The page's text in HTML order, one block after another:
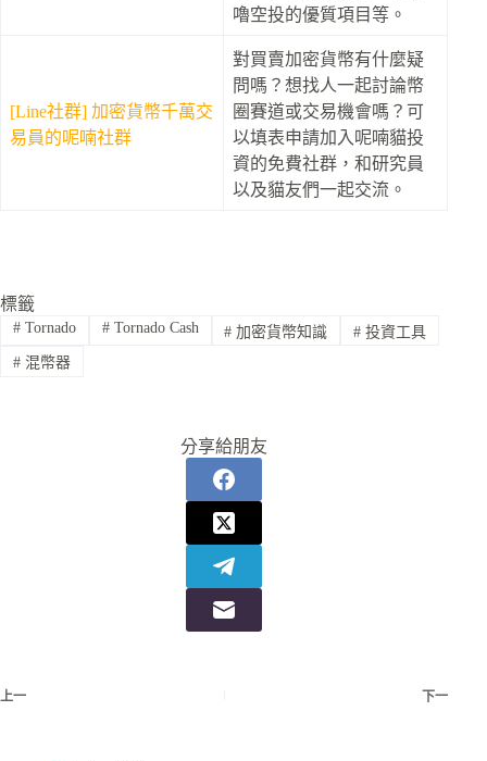
嚕空投的優質項目等。
[Line社群] 加密貨幣千萬交
易員的呢喃社群
對買賣加密貨幣有什麼疑
問嗎？想找人一起討論幣
圈賽道或交易機會嗎？可
以填表申請加入呢喃貓投
資的免費社群，和研究員
以及貓友們一起交流。
標籤
#Tornado #Tornado Cash # 加密貨幣知識 # 投資工具
#混幣器
分享給朋友
上一 下一